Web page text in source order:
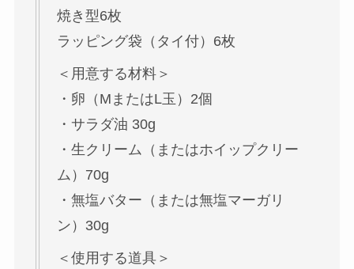
焼き型6枚
ラッピング袋（タイ付）6枚
＜用意する材料＞
・卵（MまたはL玉）2個
・サラダ油 30g
・生クリーム（またはホイップクリー
ム）70g
・無塩バター（または無塩マーガリ
ン）30g
＜使用する道具＞